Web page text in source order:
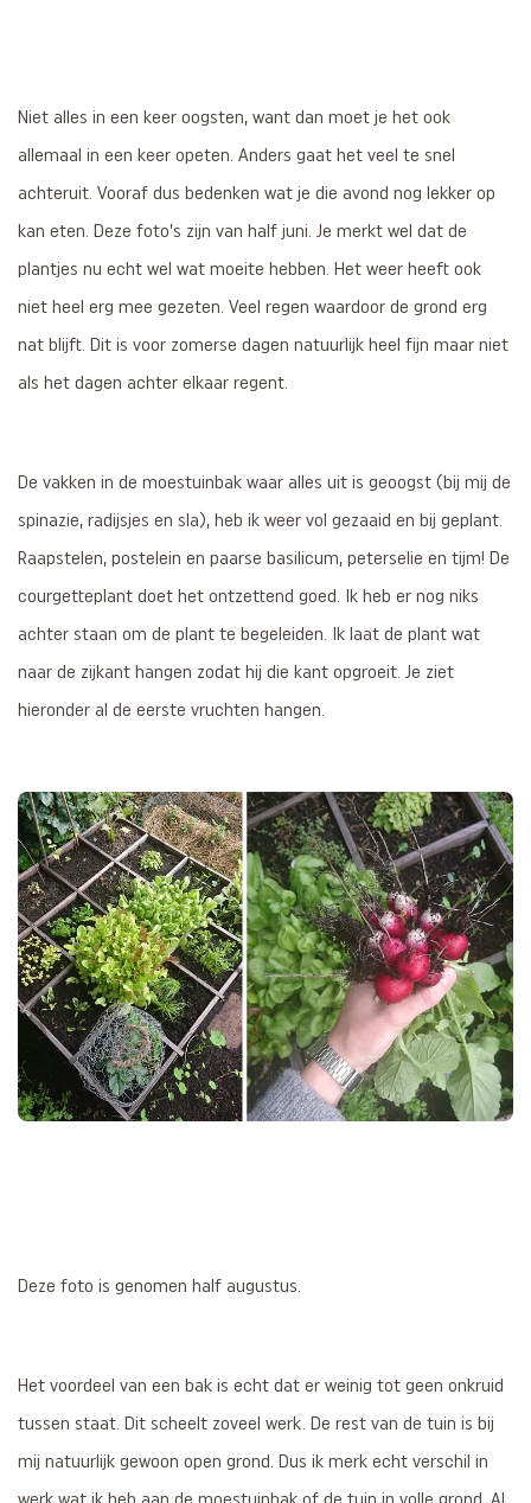
Niet alles in een keer oogsten, want dan moet je het ook
allemaal in een keer opeten. Anders gaat het veel te snel
achteruit. Vooraf dus bedenken wat je die avond nog lekker op
kan eten. Deze foto’s zijn van half juni. Je merkt wel dat de
plantjes nu echt wel wat moeite hebben. Het weer heeft ook
niet heel erg mee gezeten. Veel regen waardoor de grond erg
nat blijft. Dit is voor zomerse dagen natuurlijk heel fijn maar niet
als het dagen achter elkaar regent.
De vakken in de moestuinbak waar alles uit is geoogst (bij mij de
spinazie, radijsjes en sla), heb ik weer vol gezaaid en bij geplant.
Raapstelen, postelein en paarse basilicum, peterselie en tijm! De
courgetteplant doet het ontzettend goed. Ik heb er nog niks
achter staan om de plant te begeleiden. Ik laat de plant wat
naar de zijkant hangen zodat hij die kant opgroeit. Je ziet
hieronder al de eerste vruchten hangen.
Deze foto is genomen half augustus.
Het voordeel van een bak is echt dat er weinig tot geen onkruid
tussen staat. Dit scheelt zoveel werk. De rest van de tuin is bij
mij natuurlijk gewoon open grond. Dus ik merk echt verschil in